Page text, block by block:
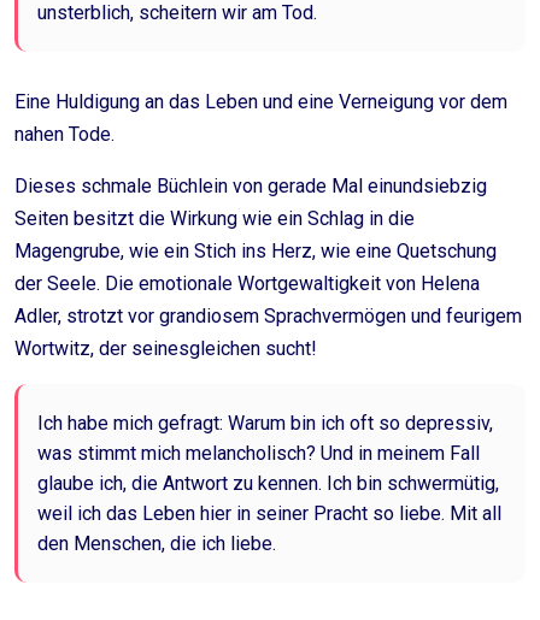
unsterblich, scheitern wir am Tod.
Eine Huldigung an das Leben und eine Verneigung vor dem
nahen Tode.
Dieses schmale Büchlein von gerade Mal einundsiebzig
Seiten besitzt die Wirkung wie ein Schlag in die
Magengrube, wie ein Stich ins Herz, wie eine Quetschung
der Seele. Die emotionale Wortgewaltigkeit von Helena
Adler, strotzt vor grandiosem Sprachvermögen und feurigem
Wortwitz, der seinesgleichen sucht!
Ich habe mich gefragt: Warum bin ich oft so depressiv,
was stimmt mich melancholisch? Und in meinem Fall
glaube ich, die Antwort zu kennen. Ich bin schwermütig,
weil ich das Leben hier in seiner Pracht so liebe. Mit all
den Menschen, die ich liebe.